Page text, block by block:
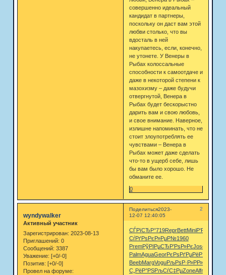
совершенно идеальный
кандидат в партнеры,
поскольку он даст вам этой
любви столько, что вы
вдосталь в ней
накупаетесь, если, конечно,
не утонете. У Венеры в
Рыбах колоссальные
способности к самоотдаче и
даже в некоторой степени к
мазохизму – даже будучи
отвергнутой, Венера в
Рыбах будет бескорыстно
дарить вам и свою любовь,
и свое внимание. Наверное,
излишне напоминать, что не
стоит злоупотреблять ее
чувствами – Венера в
Рыбах может даже сделать
что-то в ущерб себе, лишь
бы вам было хорошо. Не
обманите ее.
0
Поделиться 2
2023-
12-07 12:40:05
wyndywalker
Активный участник
Зарегистрирован: 2023-08-13
Приглашений: 0
Сообщений: 3387
Уважение: [+0/-0]
Позитив: [+0/-0]
Провел на форуме:
СЃРїСЂР°719ReprBettMiniР‘Р°РіСЂ
СѓРґРѕРєР»РµР№1960
PremРўРІРµСЂР’РѕР»РєJose
PalmAguaGeorРєРѕРґРµРёР·РґР°
BeebMargVoguРљРѕР·Р»РР»Р»СЋ
С„РёР°РЅРљСѓС‡РµZoneAlfr